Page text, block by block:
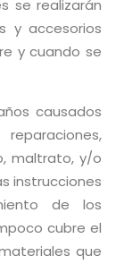
se realizarán
y accesorios
y cuando se
causados
maltrato, y/o
instrucciones
de los
cubre el
que